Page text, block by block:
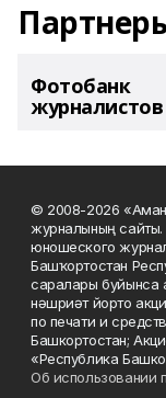
Фотобанк
© 2008-2026
журналының сайты.
юношеского
Башҡортостан
саралары буйынса
нәшриәт йорто
по печати и
Башкортостан;
«Республика
Об использовании